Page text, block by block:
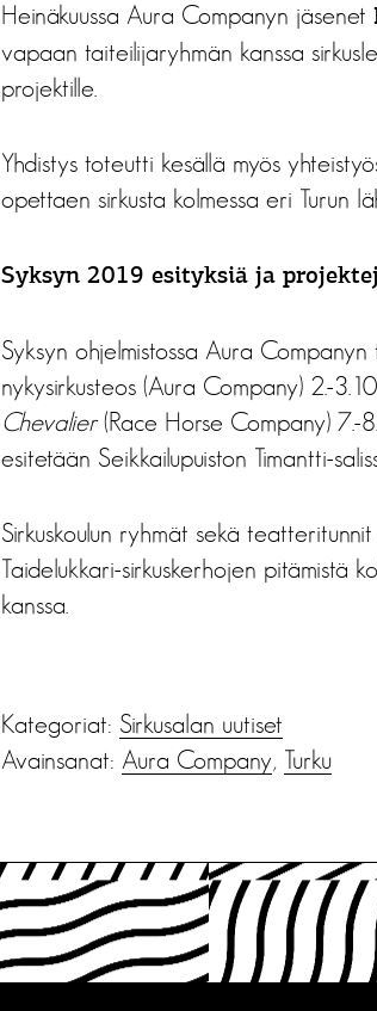
Heinäkuussa Aura Companyn jäsenet
vapaan taiteilijaryhmän kanssa
projektille.
Yhdistys toteutti kesällä myös
opettaen sirkusta kolmessa eri Turun
Syksyn 2019 esityksiä ja
Syksyn ohjelmistossa Aura
nykysirkusteos (Aura Company) 2.-
Chevalier(Race Horse Company) 7.-
esitetään Seikkailupuiston Timantti-
Sirkuskoulun ryhmät sekä
Taidelukkari-sirkuskerhojen pitämistä
kanssa.
Kategoriat: Sirkusalan uutiset
Avainsanat: Aura Company, Turku